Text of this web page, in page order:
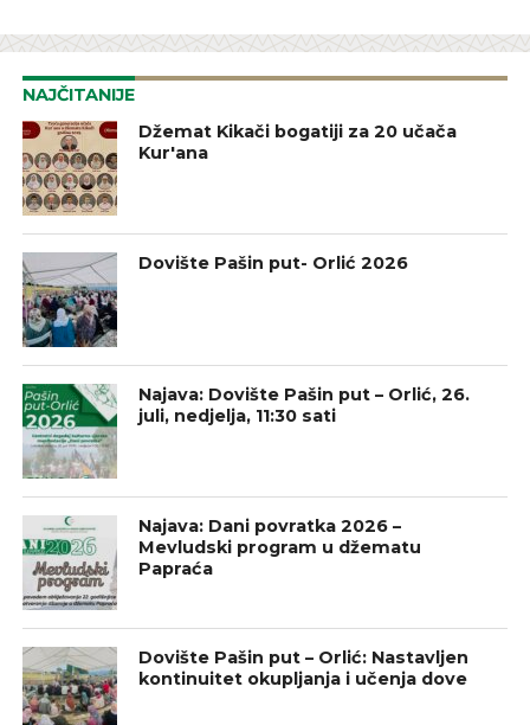
NAJČITANIJE
Džemat Kikači bogatiji za 20 učača
Kur'ana
Dovište Pašin put- Orlić 2026
Najava: Dovište Pašin put – Orlić, 26.
juli, nedjelja, 11:30 sati
Najava: Dani povratka 2026 –
Mevludski program u džematu
Papraća
Dovište Pašin put – Orlić: Nastavljen
kontinuitet okupljanja i učenja dove